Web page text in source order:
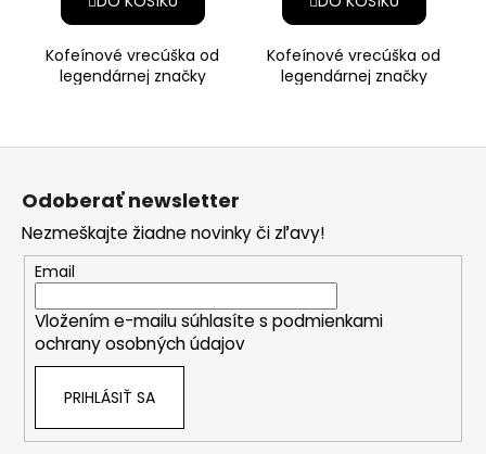
Kofeínové vrecúška od
legendárnej značky
Kofeínové vrecúška od
legendárnej značky
Odoberať newsletter
Nezmeškajte žiadne novinky či zľavy!
Email
Vložením e-mailu súhlasíte s podmienkami
ochrany osobných údajov
PRIHLÁSIŤ SA